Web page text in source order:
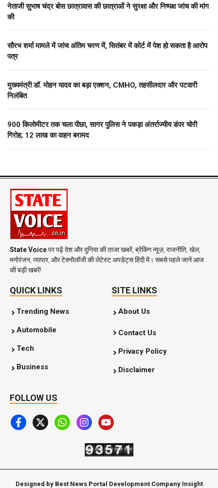
नेताजी सुभाष चंद्र बोस छात्रावास की छात्राओं ने सुरक्षा और निष्पक्ष जांच की मांग
की
सौरभ शर्मा मामले में जांच अंतिम चरण में, सितंबर में कोर्ट में पेश हो सकता है आरोप
पत्र
मुख्यमंत्री डॉ. मोहन यादव का बड़ा एक्शन, CMHO, तहसीलदार और पटवारी
निलंबित
900 किलोमीटर तक चला पीछा, सागर पुलिस ने पकड़ा अंतर्राज्यीय डंपर चोरी
गिरोह; 12 लाख का वाहन बरामद
State Voiceपर पढ़ें देश और दुनिया की ताजा खबरें, ब्रेकिंग न्यूज़, राजनीति, खेल,
मनोरंजन, व्यापार, और टेक्नोलॉजी की लेटेस्ट अपडेट्स हिंदी में। सबसे पहले जानें आज
की बड़ी खबरें!
QUICK LINKS
Trending News
Automobile
Tech
Business
SITE LINKS
About Us
Contact Us
Privacy Policy
Disclaimer
FOLLOW US
Designed by Best News Portal Development Company Insight